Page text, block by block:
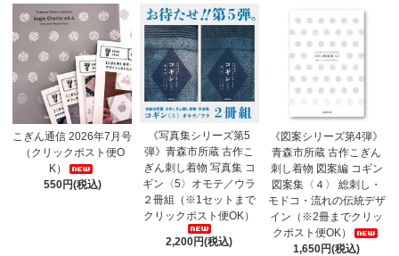
こぎん通信 2026年7月号
（クリックポスト便O
K）
550円(税込)
《写真集シリーズ第5
弾》青森市所蔵 古作こ
ぎん刺し着物 写真集 コ
ギン〈5〉オモテ／ウラ
２冊組（※1セットまで
クリックポスト便OK）
2,200円(税込)
《図案シリーズ第4弾》
青森市所蔵 古作こぎん
刺し着物 図案編 コギン
図案集〈４〉 総刺し・
モドコ・流れの伝統デザ
イン（※2冊までクリッ
クポスト便OK）
1,650円(税込)